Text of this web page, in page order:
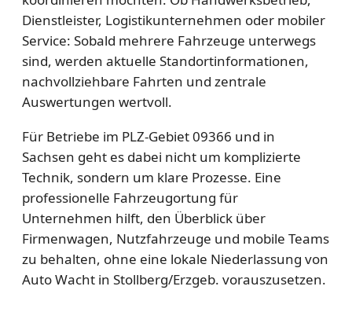
Dienstleister, Logistikunternehmen oder mobiler
Service: Sobald mehrere Fahrzeuge unterwegs
sind, werden aktuelle Standortinformationen,
nachvollziehbare Fahrten und zentrale
Auswertungen wertvoll.
Für Betriebe im PLZ-Gebiet 09366 und in
Sachsen geht es dabei nicht um komplizierte
Technik, sondern um klare Prozesse. Eine
professionelle Fahrzeugortung für
Unternehmen hilft, den Überblick über
Firmenwagen, Nutzfahrzeuge und mobile Teams
zu behalten, ohne eine lokale Niederlassung von
Auto Wacht in Stollberg/Erzgeb. vorauszusetzen.